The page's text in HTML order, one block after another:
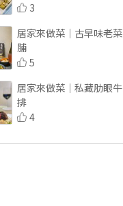
3
居家來做菜｜古早味老菜
脯
5
居家來做菜｜私藏肋眼牛
排
4
創造美好生活儀式｜